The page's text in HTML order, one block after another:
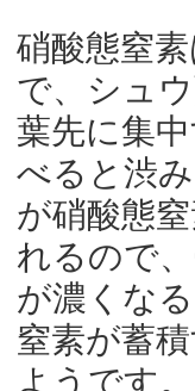
硝酸態窒
で、シュ
葉先に集
べると渋
が硝酸態
れるので
が濃くな
窒素が蓄
ようです。